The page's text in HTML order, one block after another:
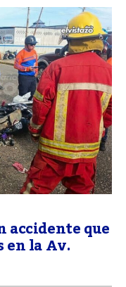
accidente que
en la Av.